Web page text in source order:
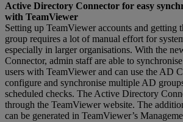
Active Directory Connector for easy
with TeamViewer
Setting up TeamViewer accounts and getting
group requires a lot of manual effort for
especially in larger organisations. With the
Connector, admin staff are able to
users with TeamViewer and can use the AD
configure and synchronise multiple AD
scheduled checks. The Active Directory
through the TeamViewer website. The
can be generated in TeamViewer’s